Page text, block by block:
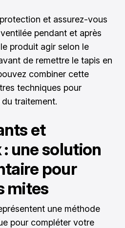
et assurez-vous
pendant et après
produit agir selon le
de remettre le tapis en
combiner cette
techniques pour
traitement.
et
une solution
pour
mites
une méthode
pour compléter votre